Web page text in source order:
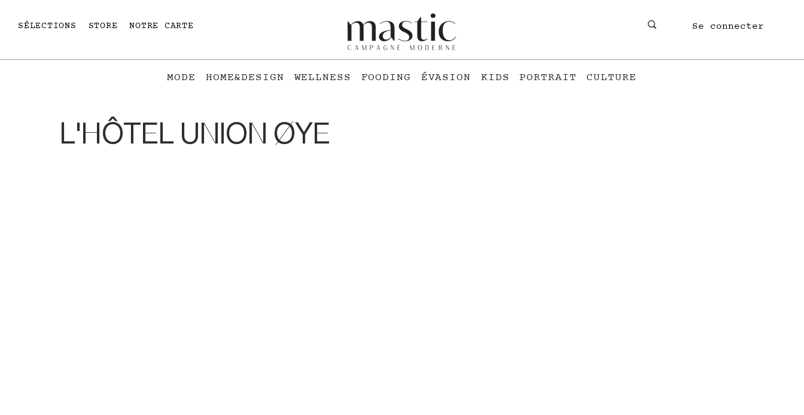
SÉLECTIONS STORE NOTRE CARTE Se connecter
MODE HOME&DESIGN WELLNESS FOODING ÉVASION KIDS PORTRAIT CULTURE
L'HÔTEL UNION ØYE